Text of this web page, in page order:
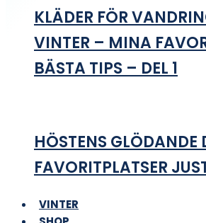
KLÄDER FÖR
VINTER – MINA
BÄSTA TIPS – DEL 1
HÖSTENS GLÖDANDE
FAVORITPLATSER
VINTER